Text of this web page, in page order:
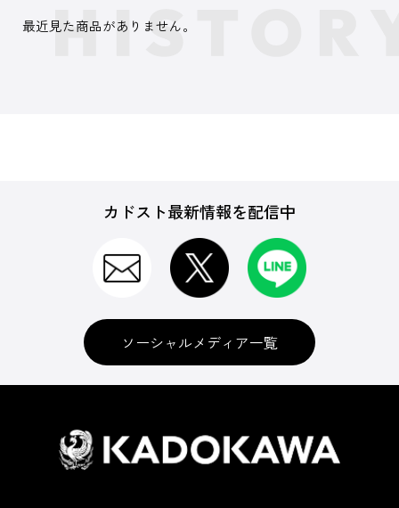
最近見た商品がありません。
カドスト最新情報を配信中
ソーシャルメディア一覧